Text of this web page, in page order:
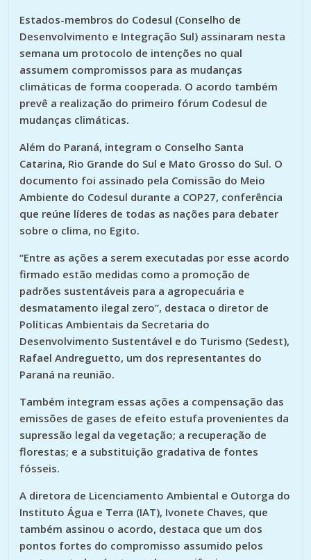
Estados-membros do Codesul (Conselho de
Desenvolvimento e Integração Sul) assinaram nesta
semana um protocolo de intenções no qual
assumem compromissos para as mudanças
climáticas de forma cooperada. O acordo também
prevê a realização do primeiro fórum Codesul de
mudanças climáticas.
Além do Paraná, integram o Conselho Santa
Catarina, Rio Grande do Sul e Mato Grosso do Sul. O
documento foi assinado pela Comissão do Meio
Ambiente do Codesul durante a COP27, conferência
que reúne líderes de todas as nações para debater
sobre o clima, no Egito.
“Entre as ações a serem executadas por esse acordo
firmado estão medidas como a promoção de
padrões sustentáveis para a agropecuária e
desmatamento ilegal zero”, destaca o diretor de
Políticas Ambientais da Secretaria do
Desenvolvimento Sustentável e do Turismo (Sedest),
Rafael Andreguetto, um dos representantes do
Paraná na reunião.
Também integram essas ações a compensação das
emissões de gases de efeito estufa provenientes da
supressão legal da vegetação; a recuperação de
florestas; e a substituição gradativa de fontes
fósseis.
A diretora de Licenciamento Ambiental e Outorga do
Instituto Água e Terra (IAT), Ivonete Chaves, que
também assinou o acordo, destaca que um dos
pontos fortes do compromisso assumido pelos